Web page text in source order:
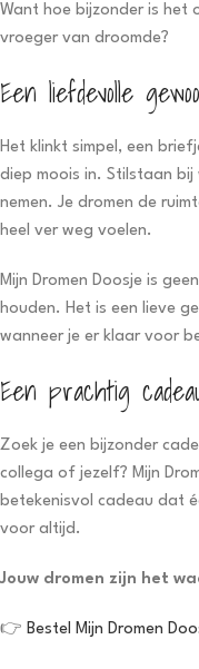
Want hoe bijzonder is het
vroeger van droomde?
Een liefdevolle
Het klinkt simpel, een
diep moois in. Stilstaan
nemen. Je dromen de
heel ver weg voelen.
Mijn Dromen Doosje is
houden. Het is een lieve
wanneer je er klaar voor
Een prachtig
Zoek je een bijzonder
collega of jezelf? Mijn
betekenisvol cadeau dat
voor altijd.
Jouw dromen zijn het
👉 Bestel Mijn Dromen